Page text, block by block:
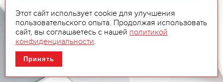
Этот сайт использует cookie для улучшения
пользовательского опыта. Продолжая использовать
сайт, вы соглашаетесь с нашей политикой
конфиденциальности.
Принять